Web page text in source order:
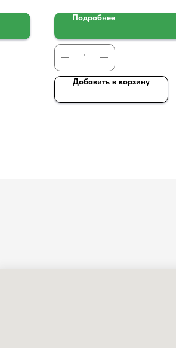
Подробнее
Добавить в корзину